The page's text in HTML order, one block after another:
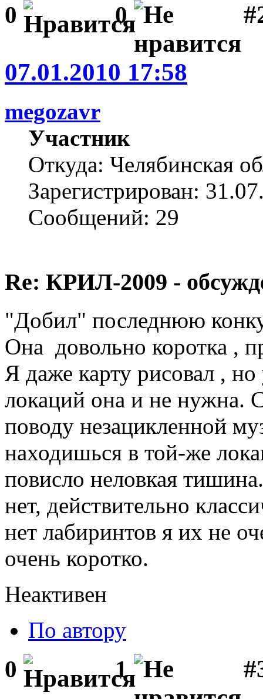
0 0
07.01.2010 17:58
megozavr
Участник
Откуда: Челябинская
Зарегистрирован:
Сообщений: 29
Re: КРИЛ-2009 -
"Добил" последнюю
Она довольно коротка ,
Я даже карту рисовал ,
локаций она и не нужна.
поводу незацикленной
находишься в той-же
повисло неловкая
нет, действительно
нет лабиринтов я их не
очень коротко.
Неактивен
По автору
0 1